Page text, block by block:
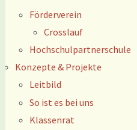
Förderverein
Crosslauf
Hochschulpartnerschule
Konzepte & Projekte
Leitbild
So ist es bei uns
Klassenrat